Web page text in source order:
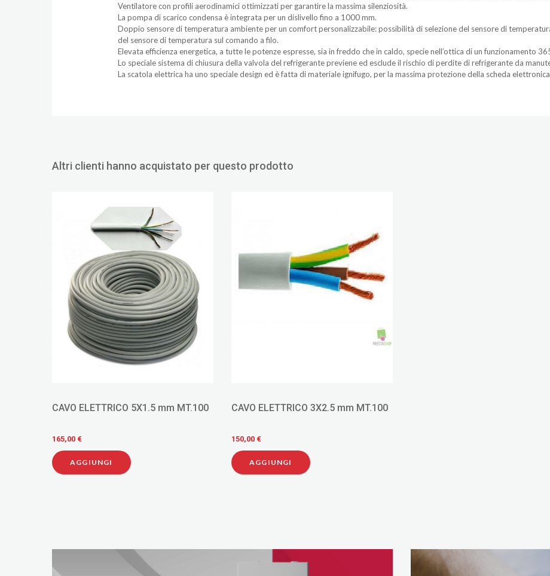
Ventilatore con profili aerodinamici ottimizzati per garantire la massima silenziosità.
La pompa di scarico condensa è integrata per un dislivello fino a 1000 mm.
Doppio sensore di temperatura ambiente per un comfort personalizzabile: possibilità di selezione del sensore di
del sensore di temperatura sul comando a filo.
Elevata efficienza energetica, a tutte le potenze espresse, sia in freddo che in caldo, specie nell’ottica di un funzionamento
Lo speciale sistema di chiusura della valvola del refrigerante previene ed esclude il rischio di perdite di refrigerante da
La scatola elettrica ha uno speciale design ed è fatta di materiale ignifugo, per la massima protezione della scheda
Altri clienti hanno acquistato per questo prodotto
CAVO ELETTRICO 5X1.5 mm MT.100
165,00 €
AGGIUNGI
CAVO ELETTRICO 3X2.5 mm MT.100
150,00 €
AGGIUNGI